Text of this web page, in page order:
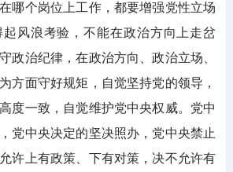
哪个岗位上工作，都要增强党性立场
风浪考验，不能在政治方向上走岔
政治纪律，在政治方向、政治立场、
方面守好规矩，自觉坚持党的领导，
度一致，自觉维护党中央权威。党中
党中央决定的坚决照办，党中央禁止
许上有政策、下有对策，决不允许有